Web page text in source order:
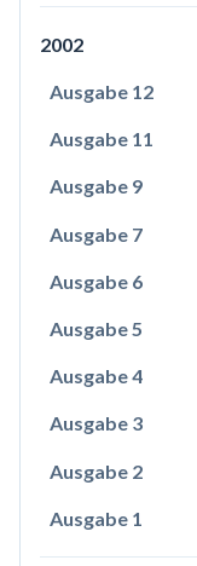
2002
Ausgabe 12
Ausgabe 11
Ausgabe 9
Ausgabe 7
Ausgabe 6
Ausgabe 5
Ausgabe 4
Ausgabe 3
Ausgabe 2
Ausgabe 1